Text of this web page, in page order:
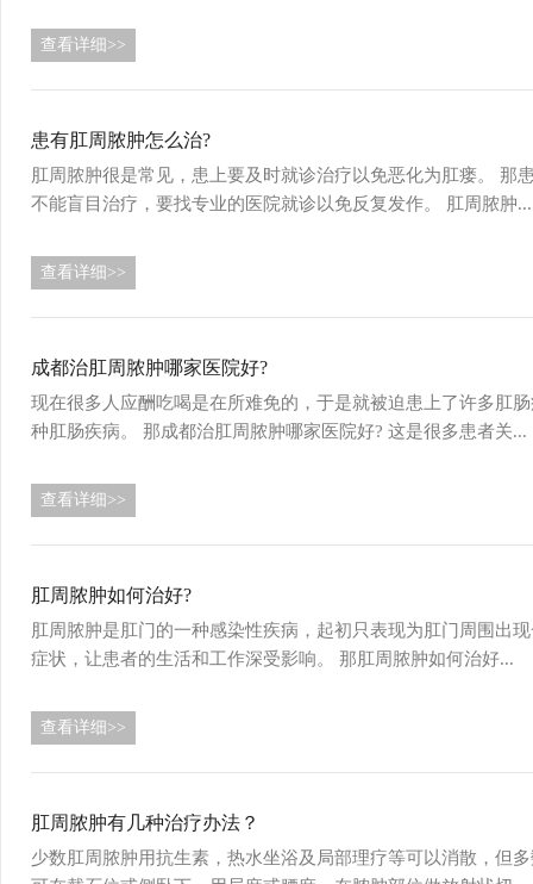
查看详细>>
患有肛周脓肿怎么治?
肛周脓肿很是常见，患上要及时就诊治疗以免恶化为肛瘘。
不能盲目治疗，要找专业的医院就诊以免反复发作。 肛周脓肿...
查看详细>>
成都治肛周脓肿哪家医院好?
现在很多人应酬吃喝是在所难免的，于是就被迫患上了许多肛
种肛肠疾病。 那成都治肛周脓肿哪家医院好? 这是很多患者关...
查看详细>>
肛周脓肿如何治好?
肛周脓肿是肛门的一种感染性疾病，起初只表现为肛门周围出
症状，让患者的生活和工作深受影响。 那肛周脓肿如何治好...
查看详细>>
肛周脓肿有几种治疗办法？
少数肛周脓肿用抗生素，热水坐浴及局部理疗等可以消散，但